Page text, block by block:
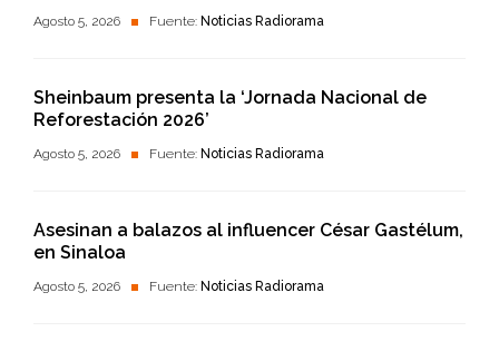
Agosto 5, 2026 Fuente: Noticias Radiorama
Sheinbaum presenta la ‘Jornada Nacional de
Reforestación 2026’
Agosto 5, 2026 Fuente: Noticias Radiorama
Asesinan a balazos al influencer César Gastélum,
en Sinaloa
Agosto 5, 2026 Fuente: Noticias Radiorama